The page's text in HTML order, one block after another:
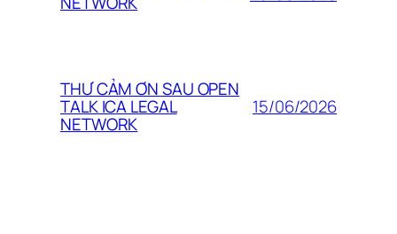
THƯ CẢM ƠN SAU OPEN
TALK ICA LEGAL
NETWORK
15/06/2026